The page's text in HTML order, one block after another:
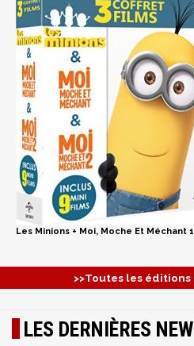
Les Minions + Moi, Moche Et Méchant
>>Toutes les éditions
LES DERNIÈRES